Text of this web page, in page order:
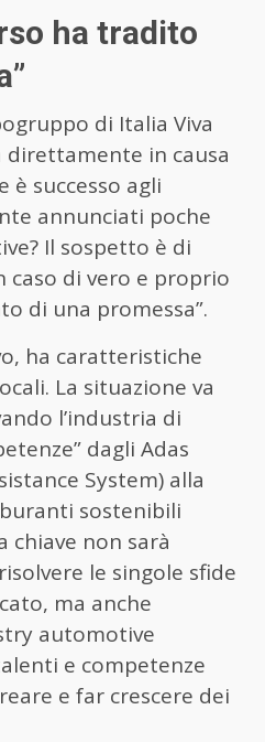
ha tradito
di Italia Viva
direttamente in causa
è successo agli
annunciati poche
Il sospetto è di
caso di vero e proprio
di una promessa”.
ha caratteristiche
La situazione va
l’industria di
dagli Adas
System) alla
sostenibili
chiave non sarà
le singole sfide
ma anche
automotive
e competenze
e far crescere dei